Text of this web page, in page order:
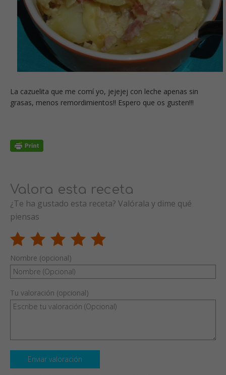
La cazuelita que me comí yo, jejejej con leche apenas sin
grasas, menos remordimientos!! Espero que os gusten!!!
Valora esta receta
¿Te ha gustado esta receta? Valórala y dime qué
piensas
Nombre (opcional)
Tu valoración (opcional)
Enviar valoración